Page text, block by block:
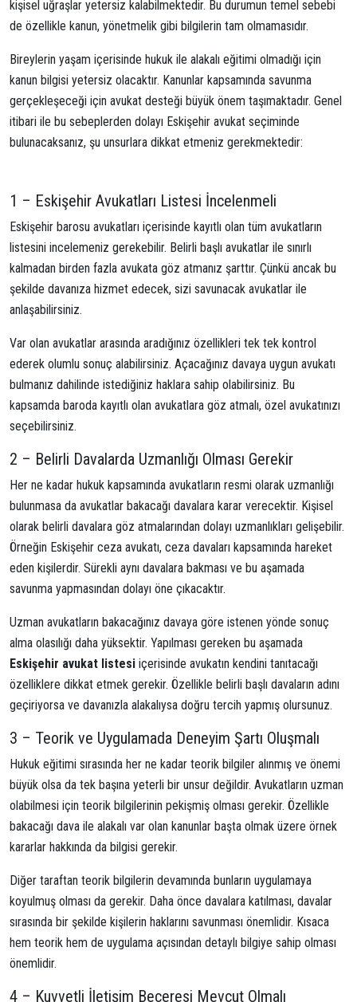
kişisel uğraşlar yetersiz kalabilmektedir. Bu durumun temel sebebi
de özellikle kanun, yönetmelik gibi bilgilerin tam olmamasıdır.
Bireylerin yaşam içerisinde hukuk ile alakalı eğitimi olmadığı için
kanun bilgisi yetersiz olacaktır. Kanunlar kapsamında savunma
gerçekleşeceği için avukat desteği büyük önem taşımaktadır. Genel
itibari ile bu sebeplerden dolayı Eskişehir avukat seçiminde
bulunacaksanız, şu unsurlara dikkat etmeniz gerekmektedir:
1 – Eskişehir Avukatları Listesi İncelenmeli
Eskişehir barosu avukatları içerisinde kayıtlı olan tüm avukatların
listesini incelemeniz gerekebilir. Belirli başlı avukatlar ile sınırlı
kalmadan birden fazla avukata göz atmanız şarttır. Çünkü ancak bu
şekilde davanıza hizmet edecek, sizi savunacak avukatlar ile
anlaşabilirsiniz.
Var olan avukatlar arasında aradığınız özellikleri tek tek kontrol
ederek olumlu sonuç alabilirsiniz. Açacağınız davaya uygun avukatı
bulmanız dahilinde istediğiniz haklara sahip olabilirsiniz. Bu
kapsamda baroda kayıtlı olan avukatlara göz atmalı, özel avukatınızı
seçebilirsiniz.
2 – Belirli Davalarda Uzmanlığı Olması Gerekir
Her ne kadar hukuk kapsamında avukatların resmi olarak uzmanlığı
bulunmasa da avukatlar bakacağı davalara karar verecektir. Kişisel
olarak belirli davalara göz atmalarından dolayı uzmanlıkları gelişebilir.
Örneğin Eskişehir ceza avukatı, ceza davaları kapsamında hareket
eden kişilerdir. Sürekli aynı davalara bakması ve bu aşamada
savunma yapmasından dolayı öne çıkacaktır.
Uzman avukatların bakacağınız davaya göre istenen yönde sonuç
alma olasılığı daha yüksektir. Yapılması gereken bu aşamada
Eskişehir avukat listesi içerisinde avukatın kendini tanıtacağı
özelliklere dikkat etmek gerekir. Özellikle belirli başlı davaların adını
geçiriyorsa ve davanızla alakalıysa doğru tercih yapmış olursunuz.
3 – Teorik ve Uygulamada Deneyim Şartı Oluşmalı
Hukuk eğitimi sırasında her ne kadar teorik bilgiler alınmış ve önemi
büyük olsa da tek başına yeterli bir unsur değildir. Avukatların uzman
olabilmesi için teorik bilgilerinin pekişmiş olması gerekir. Özellikle
bakacağı dava ile alakalı var olan kanunlar başta olmak üzere örnek
kararlar hakkında da bilgisi gerekir.
Diğer taraftan teorik bilgilerin devamında bunların uygulamaya
koyulmuş olması da gerekir. Daha önce davalara katılması, davalar
sırasında bir şekilde kişilerin haklarını savunması önemlidir. Kısaca
hem teorik hem de uygulama açısından detaylı bilgiye sahip olması
önemlidir.
4 – Kuvvetli İletişim Beceresi Mevcut Olmalı